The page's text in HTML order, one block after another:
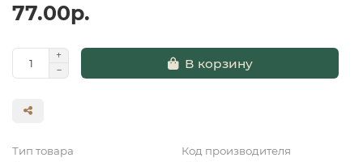
77.00р.
В корзину
Тип товара Код производителя